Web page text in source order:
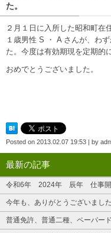
た。
２月１日に入所した昭和町在
１歳男性 S ・ A さんが、わ
た。今度は有効期現を定期的
おめでとうございました。
Posted on 2013.02.07 19:53 by
最新の記事
令和6年 2024年 辰年 仕事開
今年も、ありがとうございました
普通免許、普通二種、ペーパー